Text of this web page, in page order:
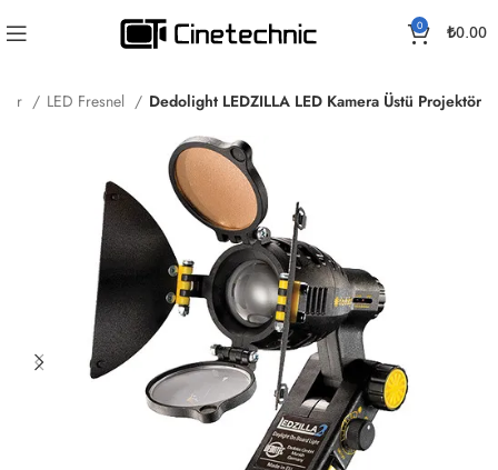
0 ₺0.00
LED Fresnel Dedolight LEDZILLA LED Kamera Üstü Projektör